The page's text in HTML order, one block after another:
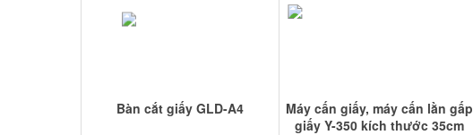
Bàn cắt giấy GLD-A4
Máy cấn giấy, máy cấn lằn gấp
giấy Y-350 kích thước 35cm